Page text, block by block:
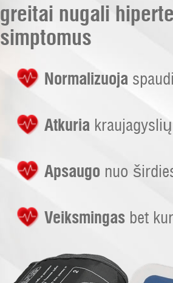
greitai nugali
simptomus
Normalizuoja
Atkuria
Apsaugo nuo
Veiksmingasbet